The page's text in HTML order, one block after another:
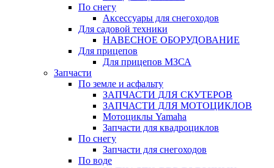
По снегу
Аксессуары для снегоходов
Для садовой техники
НАВЕСНОЕ ОБОРУДОВАНИЕ
Для прицепов
Для прицепов МЗСА
Запчасти
По земле и асфальту
ЗАПЧАСТИ ДЛЯ СКУТЕРОВ
ЗАПЧАСТИ ДЛЯ МОТОЦИКЛОВ
Мотоциклы Yamaha
Запчасти для квадроциклов
По снегу
Запчасти для снегоходов
По воде